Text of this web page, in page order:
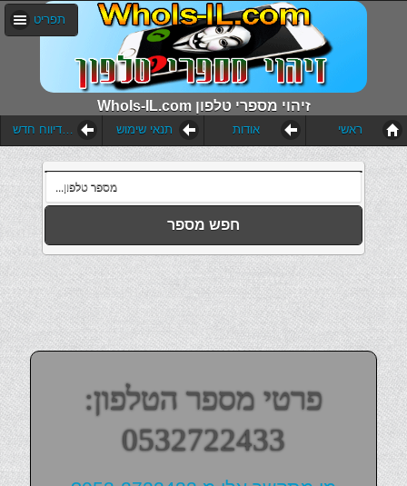
WhoIs-IL.com זיהוי מספרי טלפון
תפריט
הוסף דיווח חדש תנאי שימוש אודות ראשי
חפש מספר
פרטי מספר הטלפון:
0532722433